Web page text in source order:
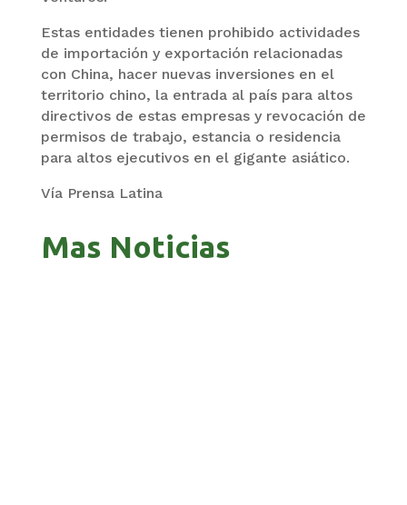
Estas entidades tienen prohibido actividades
de importación y exportación relacionadas
con China, hacer nuevas inversiones en el
territorio chino, la entrada al país para altos
directivos de estas empresas y revocación de
permisos de trabajo, estancia o residencia
para altos ejecutivos en el gigante asiático.
Vía Prensa Latina
Mas Noticias